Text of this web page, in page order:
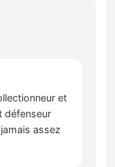
et
défenseur
assez